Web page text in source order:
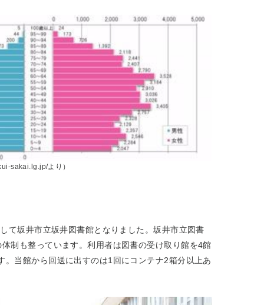
sakai.lg.jp/より）
て坂井市立坂井図書館となりました。坂井市立図書
制も整っています。利用者は図書の受け取り館を4館
当館から回送に出すのは1回にコンテナ2箱分以上あ